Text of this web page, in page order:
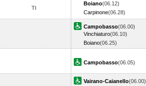
TI
Boiano(06.12)
Carpinone(06.28)
Campobasso(06.00)
Vinchiaturo(06.10)
Boiano(06.25)
Campobasso(06.05)
Vairano-Caianello(06.00)